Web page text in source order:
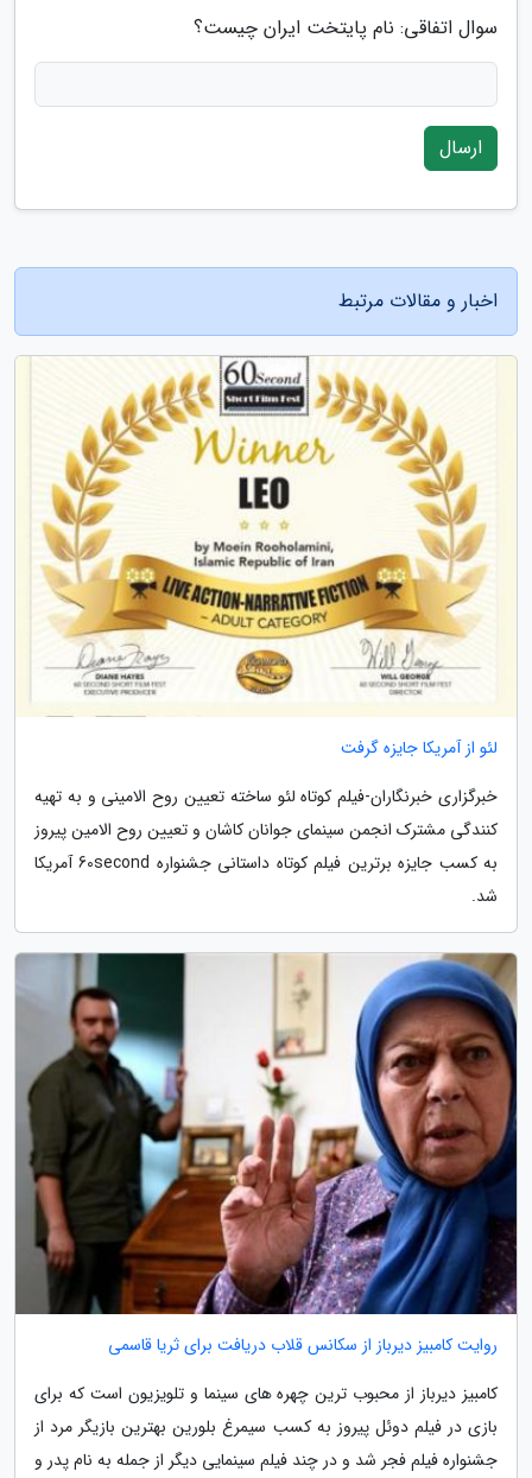
سوال اتفاقی: نام پایتخت ایران چیست؟
ارسال
اخبار و مقالات مرتبط
لئو از آمریکا جایزه گرفت
خبرگزاری خبرنگاران-فیلم کوتاه لئو ساخته تعیین روح الامینی و به تهیه
کنندگی مشترک انجمن سینمای جوانان کاشان و تعیین روح الامین پیروز
به کسب جایزه برترین فیلم کوتاه داستانی جشنواره 60second آمریکا
شد.
روایت کامبیز دیرباز از سکانس قلاب دریافت برای ثریا قاسمی
کامبیز دیرباز از محبوب ترین چهره های سینما و تلویزیون است که برای
بازی در فیلم دوئل پیروز به کسب سیمرغ بلورین بهترین بازیگر مرد از
جشنواره فیلم فجر شد و در چند فیلم سینمایی دیگر از جمله به نام پدر و